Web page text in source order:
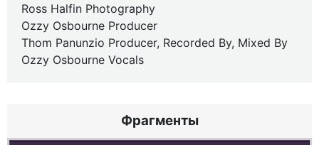
Ross Halfin Photography
Ozzy Osbourne Producer
Thom Panunzio Producer, Recorded By, Mixed By
Ozzy Osbourne Vocals
Фрагменты